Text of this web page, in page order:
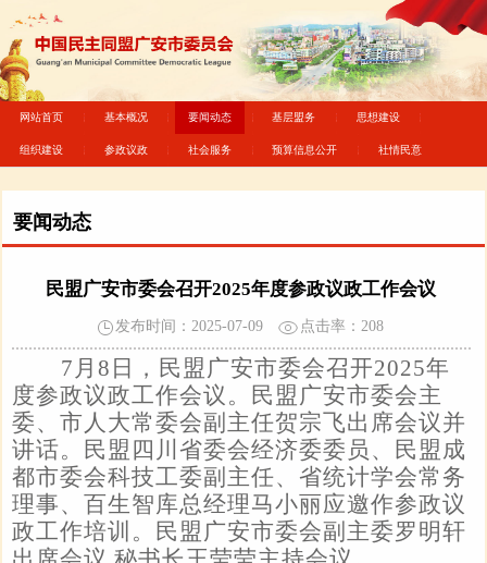
网站首页 基本概况 要闻动态 基层盟务 思想建设
组织建设 参政议政 社会服务 预算信息公开 社情民意
要闻动态
民盟广安市委会召开2025年度参政议政工作会议
发布时间：2025-07-09 点击率：208
7月8日，民盟广安市委会召开2025年
度参政议政工作会议。民盟广安市委会主
委、市人大常委会副主任贺宗飞出席会议并
讲话。民盟 四川省委会经济委委员、民盟成
都市委会科技工委副主任、省统计学会常务
理事、百生智库总经理马小丽应邀作参政议
政工作培训 。
民盟广安市委会副主委罗明轩